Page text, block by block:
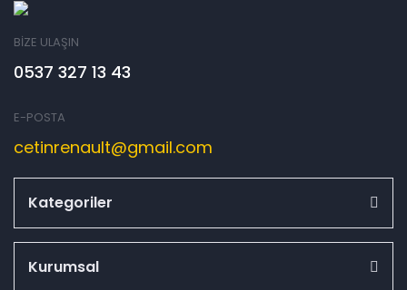
BİZE ULAŞIN
0537 327 13 43
E-POSTA
cetinrenault@gmail.com
Kategoriler
Kurumsal